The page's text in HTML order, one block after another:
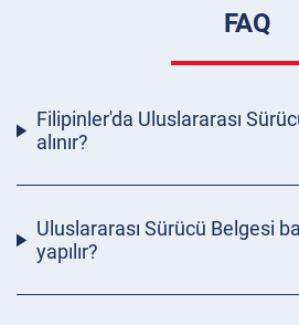
FAQ
Filipinler'da Uluslararası
alınır?
Uluslararası Sürücü Belgesi
yapılır?